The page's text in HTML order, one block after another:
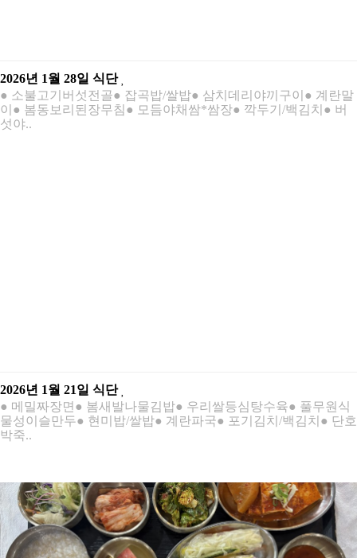
2026년 1월 28일 식단
● 소불고기버섯전골● 잡곡밥/쌀밥● 삼치데리야끼구이● 계란말
이● 봄동보리된장무침● 모듬야채쌈*쌈장● 깍두기/백김치● 버
섯야..
2026년 1월 21일 식단
● 메밀짜장면● 봄새발나물김밥● 우리쌀등심탕수육● 풀무원식
물성이슬만두● 현미밥/쌀밥● 계란파국● 포기김치/백김치● 단호
박죽..